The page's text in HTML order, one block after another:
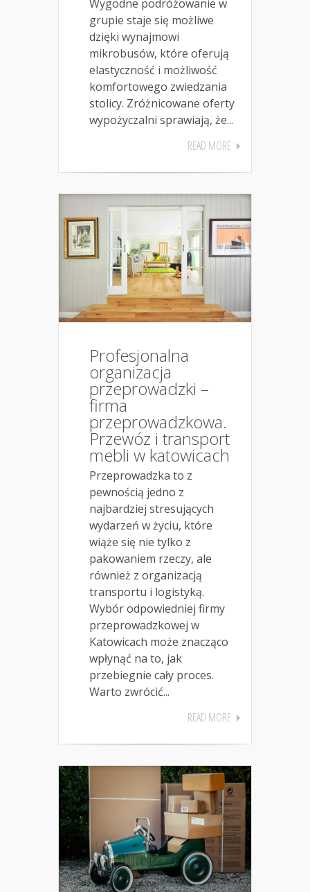
Wygodne podróżowanie w
grupie staje się możliwe
dzięki wynajmowi
mikrobusów, które oferują
elastyczność i możliwość
komfortowego zwiedzania
stolicy. Zróżnicowane oferty
wypożyczalni sprawiają, że...
READ MORE
Profesjonalna
organizacja
przeprowadzki –
firma
przeprowadzkowa.
Przewóz i transport
mebli w katowicach
Przeprowadzka to z
pewnością jedno z
najbardziej stresujących
wydarzeń w życiu, które
wiąże się nie tylko z
pakowaniem rzeczy, ale
również z organizacją
transportu i logistyką.
Wybór odpowiedniej firmy
przeprowadzkowej w
Katowicach może znacząco
wpłynąć na to, jak
przebiegnie cały proces.
Warto zwrócić...
READ MORE